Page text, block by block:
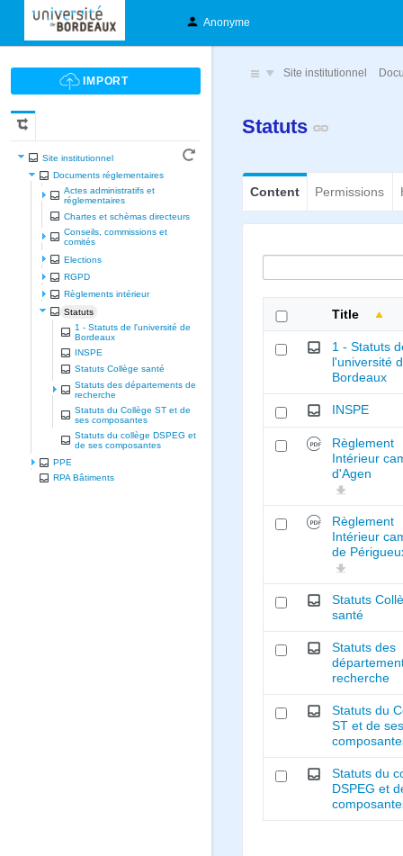
Anonyme
Site institutionnel
Documents réglementaires
Actes administratifs et
réglementaires
Chartes et schèmas directeurs
Conseils, commissions et
comités
Elections
RGPD
Règlements intérieur
Statuts
1 - Statuts de l'université de
Bordeaux
INSPE
Statuts Collège santé
Statuts des départements de
recherche
Statuts du Collège ST et de
ses composantes
Statuts du collège DSPEG et
de ses composantes
PPE
RPA Bâtiments
Site institutionnel
Statuts
Content Permissions
Title
1 - Statuts
l'université
Bordeaux
INSPE
Règlement
Intérieur
d'Agen
Règlement
Intérieur
de
Statuts
santé
Statuts des
recherche
Statuts du
ST et de
Statuts du
DSPEG et